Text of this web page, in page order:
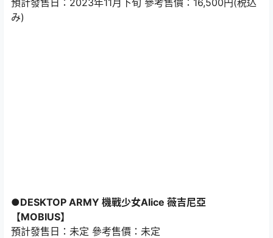
預計發售日：2023年11月下旬 參考售價：16,500円(税込
み)
●DESKTOP ARMY 機戰少女Alice 薇吉尼亞
【MOBIUS】
預計發售日：未定 參考售價：未定